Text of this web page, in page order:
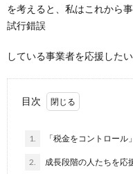
を考えると、私はこれから
試行錯誤
している事業者を応援した
目次
1. 「税金をコントロー
2. 成長段階の人たちを応